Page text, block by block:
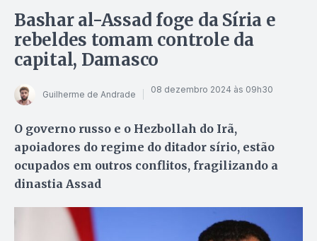
Bashar al-Assad foge da Síria e
rebeldes tomam controle da
capital, Damasco
Guilherme de Andrade 08 dezembro 2024 às 09h30
O governo russo e o Hezbollah do Irã,
apoiadores do regime do ditador sírio, estão
ocupados em outros conflitos, fragilizando a
dinastia Assad